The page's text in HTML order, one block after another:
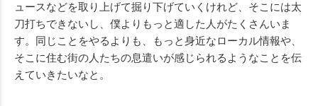
ュースなどを取り上げて掘り下げていくけれど、そこには太
刀打ちできないし、僕よりもっと適した人がたくさんいま
す。同じことをやるよりも、もっと身近なローカル情報や、
そこに住む街の人たちの息遣いが感じられるようなことを伝
えていきたいなと。